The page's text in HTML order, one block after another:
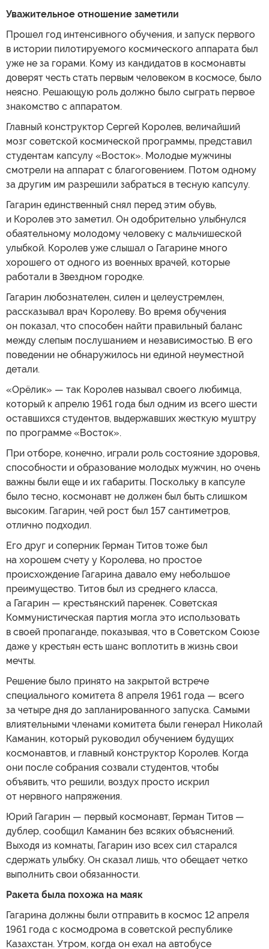
Уважительное отношение заметили
Прошел год интенсивного обучения, и запуск первого
в истории пилотируемого космического аппарата был
уже не за горами. Кому из кандидатов в космонавты
доверят честь стать первым человеком в космосе, было
неясно. Решающую роль должно было сыграть первое
знакомство с аппаратом.
Главный конструктор Сергей Королев, величайший
мозг советской космической программы, представил
студентам капсулу «Восток». Молодые мужчины
смотрели на аппарат с благоговением. Потом одному
за другим им разрешили забраться в тесную капсулу.
Гагарин единственный снял перед этим обувь,
и Королев это заметил. Он одобрительно улыбнулся
обаятельному молодому человеку с мальчишеской
улыбкой. Королев уже слышал о Гагарине много
хорошего от одного из военных врачей, которые
работали в Звездном городке.
Гагарин любознателен, силен и целеустремлен,
рассказывал врач Королеву. Во время обучения
он показал, что способен найти правильный баланс
между слепым послушанием и независимостью. В его
поведении не обнаружилось ни единой неуместной
детали.
«Орёлик» — так Королев называл своего любимца,
который к апрелю 1961 года был одним из всего шести
оставшихся студентов, выдержавших жесткую муштру
по программе «Восток».
При отборе, конечно, играли роль состояние здоровья,
способности и образование молодых мужчин, но очень
важны были еще и их габариты. Поскольку в капсуле
было тесно, космонавт не должен был быть слишком
высоким. Гагарин, чей рост был 157 сантиметров,
отлично подходил.
Его друг и соперник Герман Титов тоже был
на хорошем счету у Королева, но простое
происхождение Гагарина давало ему небольшое
преимущество. Титов был из среднего класса,
а Гагарин — крестьянский паренек. Советская
Коммунистическая партия могла это использовать
в своей пропаганде, показывая, что в Советском Союзе
даже у крестьян есть шанс воплотить в жизнь свои
мечты.
Решение было принято на закрытой встрече
специального комитета 8 апреля 1961 года — всего
за четыре дня до запланированного запуска. Самыми
влиятельными членами комитета были генерал Николай
Каманин, который руководил обучением будущих
космонавтов, и главный конструктор Королев. Когда
они после собрания созвали студентов, чтобы
объявить, что решили, воздух просто искрил
от нервного напряжения.
Юрий Гагарин — первый космонавт, Герман Титов —
дублер, сообщил Каманин без всяких объяснений.
Выходя из комнаты, Гагарин изо всех сил старался
сдержать улыбку. Он сказал лишь, что обещает четко
выполнить свои обязанности.
Ракета была похожа на маяк
Гагарина должны были отправить в космос 12 апреля
1961 года с космодрома в советской республике
Казахстан. Утром, когда он ехал на автобусе